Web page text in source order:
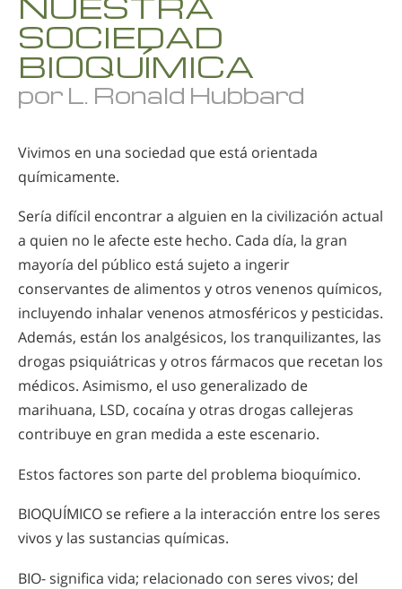
SOCIEDAD
BIOQUÍMICA
por L. Ronald Hubbard
Vivimos en una sociedad que está orientada
químicamente.
Sería difícil encontrar a alguien en la civilización actual
a quien no le afecte este hecho. Cada día, la gran
mayoría del público está sujeto a ingerir
conservantes de alimentos y otros venenos químicos,
incluyendo inhalar venenos atmosféricos y pesticidas.
Además, están los analgésicos, los tranquilizantes, las
drogas psiquiátricas y otros fármacos que recetan los
médicos. Asimismo, el uso generalizado de
marihuana, LSD, cocaína y otras drogas callejeras
contribuye en gran medida a este escenario.
Estos factores son parte del problema bioquímico.
BIOQUÍMICO se refiere a la interacción entre los seres
vivos y las sustancias químicas.
BIO- significa vida; relacionado con seres vivos; del